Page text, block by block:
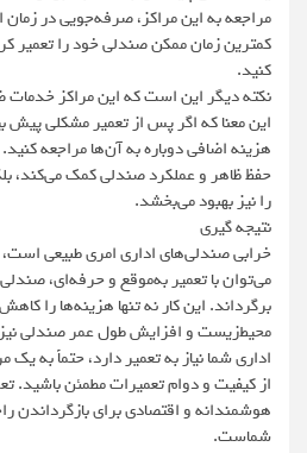
مراجعه به این مراکز، صرفه‌جویی در
کمترین زمان ممکن صندلی خود را تعمیر
کنید.
نکته دیگر این است که این مراکز خدمات
این معنا که اگر پس از تعمیر مشکلی پیش
هزینه اضافی دوباره به آن‌ها مراجعه
حفظ ظاهر و عملکرد صندلی کمک می‌کند،
را نیز بهبود می‌بخشد.
نتیجه گیری
خرابی صندلی‌های اداری امری طبیعی است،
می‌توان با تعمیر به‌موقع و حرفه‌ای،
برگرداند. این کار نه تنها هزینه‌ها را
محیط‌زیست و افزایش طول عمر صندلی
اداری شما نیاز به تعمیر دارد، حتماً به
از کیفیت و دوام تعمیرات مطمئن باشید.
هوشمندانه و اقتصادی برای بازگرداندن
شماست.